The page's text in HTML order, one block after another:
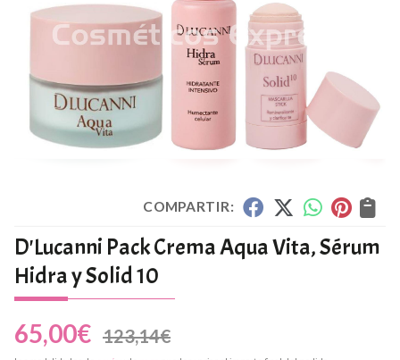
COMPARTIR:
D'Lucanni Pack Crema Aqua Vita, Sérum
Hidra y Solid 10
65,00€ 123,14€